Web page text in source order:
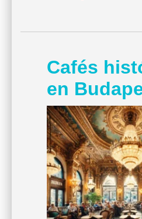
Cafés
en